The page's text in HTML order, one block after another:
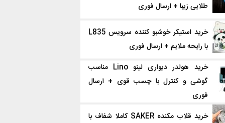
طلایی زیبا + ارسال فوری
خرید استیکر خوشبو کننده سرویس L835
با رایحه ملایم + ارسال فوری
خرید هولدر دیواری لینو Lino مناسب
گوشی و کنترل با چسب قوی + ارسال
فوری
خرید قلاب‌ مکنده SAKER کاملا شفاف با